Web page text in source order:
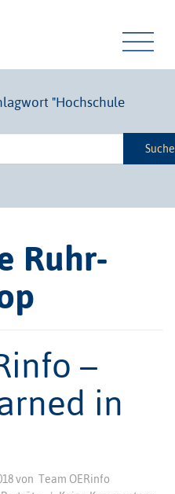
"Hochschule
Ruhr-
–
in
von Team OERinfo